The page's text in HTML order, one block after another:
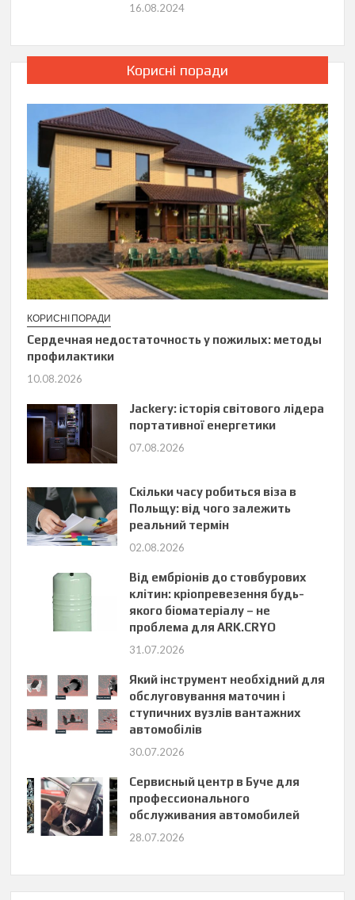
16.08.2024
Корисні поради
КОРИСНІ ПОРАДИ
Сердечная недостаточность у пожилых: методы
профилактики
10.08.2026
Jackery: історія світового лідера
портативної енергетики
07.08.2026
Скільки часу робиться віза в
Польщу: від чого залежить
реальний термін
02.08.2026
Від ембріонів до стовбурових
клітин: кріопревезення будь-
якого біоматеріалу – не
проблема для ARK.CRYO
31.07.2026
Який інструмент необхідний для
обслуговування маточин і
ступичних вузлів вантажних
автомобілів
30.07.2026
Сервисный центр в Буче для
профессионального
обслуживания автомобилей
28.07.2026